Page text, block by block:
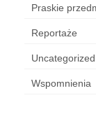
Praskie
Reportaże
Uncategorized
Wspomnienia